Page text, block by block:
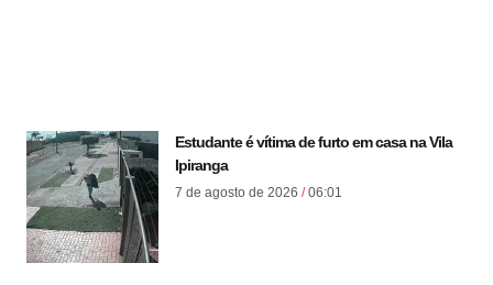
Estudante é vítima de furto em casa na Vila
Ipiranga
7 de agosto de 2026 06:01